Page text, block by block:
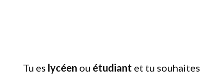
Tu es lycéen ou étudiant et tu souhaites